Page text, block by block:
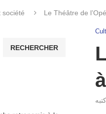
société Le Théâtre de
RECHERCHER